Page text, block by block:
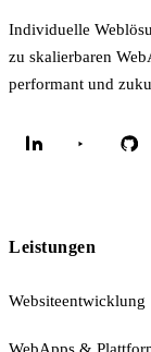
Individuelle
zu skalierbaren
performant und
Leistungen
Websiteentwicklung
WebApps &